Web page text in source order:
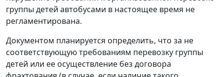
группы детей автобусами в настоящее время не
регламентирована.
Документом планируется определить, что за не
соответствующую требованиям перевозку группы
детей или ее осуществление без договора